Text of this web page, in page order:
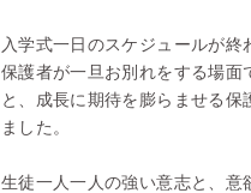
入学式一日のスケジュールが
保護者が一旦お別れをする場面
と、成長に期待を膨らませる
ました。
生徒一人一人の強い意志と、意